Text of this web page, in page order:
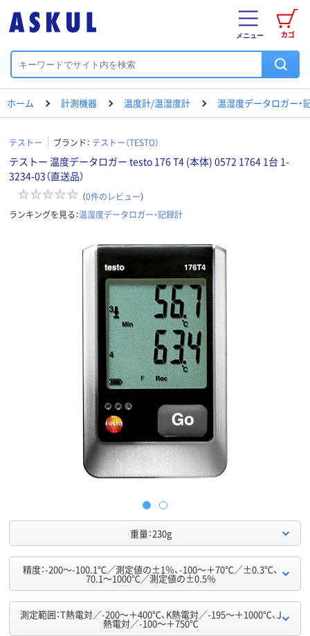
カゴ
メニュー
ホーム 計測機器 温度計/温湿度計 温湿度データロガー・
テストー ブランド： テストー（TESTO）
テストー 温度データロガー testo 176 T4 (本体) 0572 1764 1台 1-
3234-03（直送品）
（0件のレビュー）
ランキングを見る：温湿度データロガー・記録計
重量：230g
精度：-200～-100.1℃／測定値の±1％、-100～＋70℃／±0.3℃、
70.1～1000℃／測定値の±0.5％
測定範囲：T熱電対／-200～＋400℃、K熱電対／-195～＋1000℃、J
熱電対／-100～＋750℃